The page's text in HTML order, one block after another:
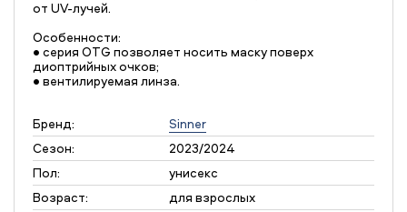
от UV-лучей.
Особенности:
• серия OTG позволяет носить маску поверх
диоптрийных очков;
• вентилируемая линза.
Бренд:
Sinner
Сезон:
2023/2024
Пол:
унисекс
Возраст:
для взрослых